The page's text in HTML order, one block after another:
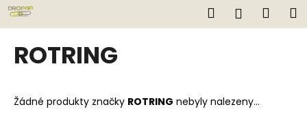
Přejít
na
obsah
Hledat
ROTRING
Žádné produkty značky ROTRING nebyly nalezeny...
K
o
o
p